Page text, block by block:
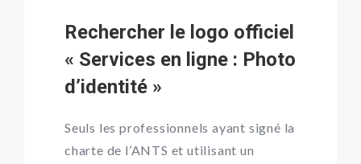
Rechercher le logo officiel
« Services en ligne : Photo
d’identité »
Seuls les professionnels ayant signé la
charte de l’ANTS et utilisant un